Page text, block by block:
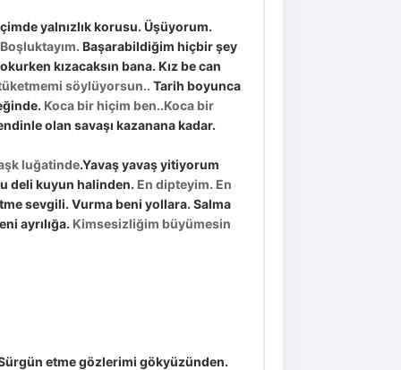
yalnızlık korusu. Üşüyorum.
Boşluktayım. Başarabildiğim hiçbir şey
kızacaksın bana. Kız be can
söylüyorsun.. Tarih boyunca
Koca bir hiçim ben..Koca bir
olan savaşı kazanana kadar.
luğatinde.Yavaş yavaş yitiyorum
deli kuyun halinden. En dipteyim. En
sevgili. Vurma beni yollara. Salma
ayrılığa. Kimsesizliğim büyümesin
etme gözlerimi gökyüzünden.